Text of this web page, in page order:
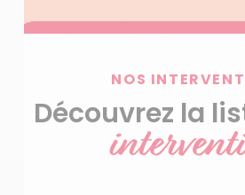
NOS
Découvrez la